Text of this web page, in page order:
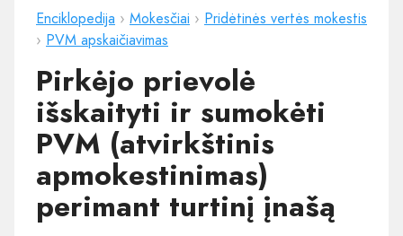
Enciklopedija › Mokesčiai › Pridėtinės vertės mokestis
› PVM apskaičiavimas
Pirkėjo prievolė
išskaityti ir sumokėti
PVM (atvirkštinis
apmokestinimas)
perimant turtinį įnašą